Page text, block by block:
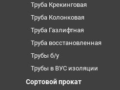
Труба Крекинговая
Труба Колонковая
Труба Газлифтная
Труба восстановленная
Трубы б/у
Трубы в ВУС изоляции
Сортовой прокат